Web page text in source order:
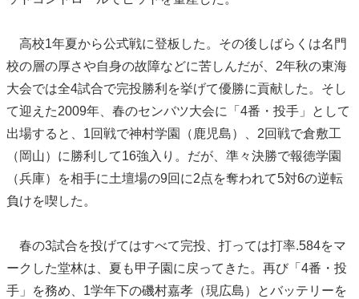
高校1年夏から公式戦に登板した。その後しばらくは名門
校の層の厚さや自身の故障などに苦しんだが、2年秋の東海
大会では全4試合で完投勝利を挙げて優勝に貢献した。そし
て迎えた2009年、春のセンバツ大会に「4番・投手」として
出場すると、1回戦で神村学園（鹿児島）、2回戦で倉敷工
（岡山）に勝利して16強入り。だが、準々決勝で報徳学園
（兵庫）を相手に土壇場の9回に2点を奪われて5対6の逆転
負けを喫した。
春の3試合を投げてはすべて完投、打っては打率.584をマ
ークした堂林は、夏も甲子園に戻ってきた。再び「4番・投
手」を務め、1学年下の磯村嘉孝（現広島）とバッテリーを